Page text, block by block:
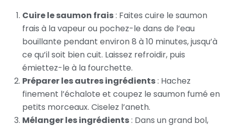
Cuire le saumon frais: Faites cuire le saumon
frais à la vapeur ou pochez-le dans de l’eau
bouillante pendant environ 8 à 10 minutes, jusqu’à
ce qu’il soit bien cuit. Laissez refroidir, puis
émiettez-le à la fourchette.
Préparer les autres ingrédients: Hachez
finement l’échalote et coupez le saumon fumé en
petits morceaux. Ciselez l’aneth.
Mélanger les ingrédients: Dans un grand bol,